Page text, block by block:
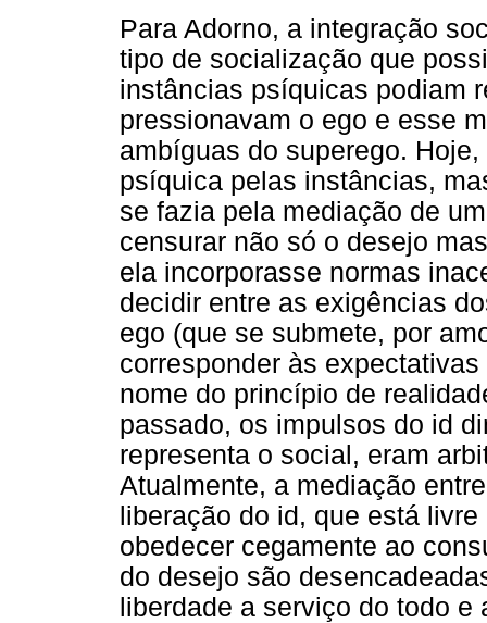
Para Adorno, a integração
tipo de socialização que
instâncias psíquicas podiam
pressionavam o ego e esse
ambíguas do superego.
psíquica pelas instâncias,
se fazia pela mediação de
censurar não só o desejo
ela incorporasse normas
decidir entre as exigências
ego (que se submete, por
corresponder às
nome do princípio de
passado, os impulsos do id
representa o social, eram
Atualmente, a mediação
liberação do id, que está
obedecer cegamente ao
do desejo são
liberdade a serviço do todo e